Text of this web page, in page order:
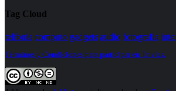
Tag Cloud
telfonia computo gadgets audio fotografia
Términos y Condiciones para participar en Trivias.